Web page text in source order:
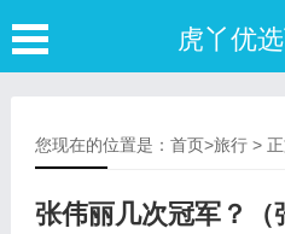
虎丫优
您现在的位置是： 首页>旅行> 正
张伟丽几次冠军？